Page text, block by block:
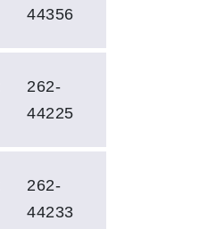
44356
262-
44225
262-
44233